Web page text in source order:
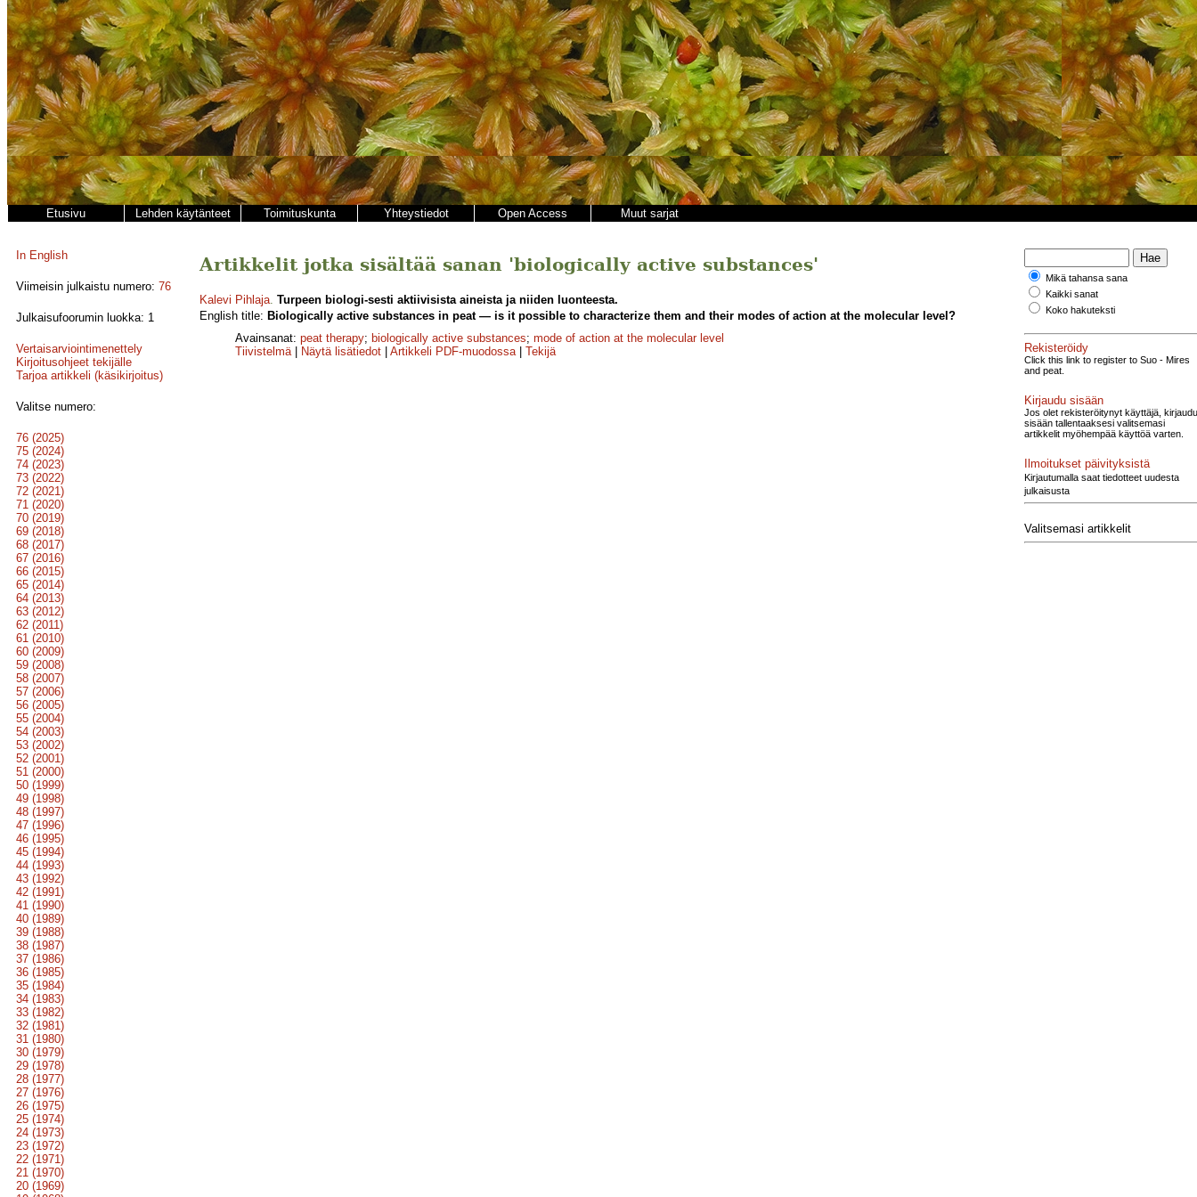
Etusivu Lehden käytänteet Toimituskunta Yhteystiedot Open Access Muut sarjat
In English
Viimeisin julkaistu numero: 76
Julkaisufoorumin luokka: 1
Vertaisarviointimenettely
Kirjoitusohjeet tekijälle
Tarjoa artikkeli (käsikirjoitus)
Valitse numero:
76 (2025)
75 (2024)
74 (2023)
73 (2022)
72 (2021)
71 (2020)
70 (2019)
69 (2018)
68 (2017)
67 (2016)
66 (2015)
65 (2014)
64 (2013)
63 (2012)
62 (2011)
61 (2010)
60 (2009)
59 (2008)
58 (2007)
57 (2006)
56 (2005)
55 (2004)
54 (2003)
53 (2002)
52 (2001)
51 (2000)
50 (1999)
49 (1998)
48 (1997)
47 (1996)
46 (1995)
45 (1994)
44 (1993)
43 (1992)
42 (1991)
41 (1990)
40 (1989)
39 (1988)
38 (1987)
37 (1986)
36 (1985)
35 (1984)
34 (1983)
33 (1982)
32 (1981)
31 (1980)
30 (1979)
29 (1978)
28 (1977)
27 (1976)
26 (1975)
25 (1974)
24 (1973)
23 (1972)
22 (1971)
21 (1970)
20 (1969)
Artikkelit jotka sisältää sanan 'biologically active substances'
Kalevi Pihlaja. Turpeen biologi-sesti aktiivisista aineista ja niiden luonteesta.
English title: Biologically active substances in peat — is it possible to characterize them and their modes of action at the molecular level?
Avainsanat: peat therapy; biologically active substances; mode of action at the molecu­lar level
Tiivistelmä| Näytä lisätiedot Artikkeli PDF-muodossa| Tekijä
Mikä tahansa sana
Kaikki sanat
Koko hakuteksti
Rekisteröidy
Click this link to register to Suo - Mires
and peat.
Kirjaudu sisään
Jos olet rekisteröitynyt käyttäjä, kirjaudu
sisään tallentaaksesi valitsemasi
artikkelit myöhempää käyttöä varten.
Ilmoitukset päivityksistä
Kirjautumalla saat tiedotteet uudesta
julkaisusta
Valitsemasi artikkelit